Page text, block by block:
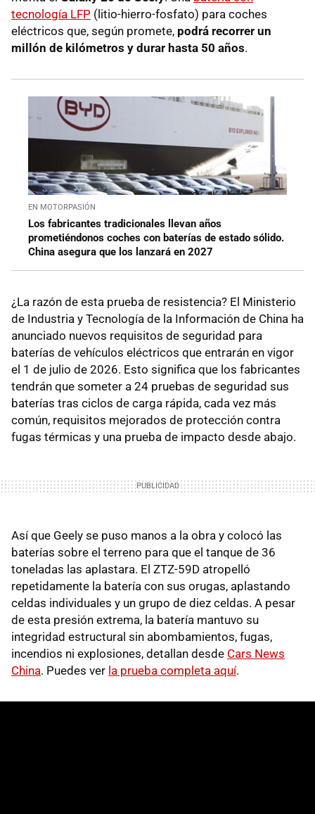
tecnología LFP (litio-hierro-fosfato) para coches
eléctricos que, según promete, podrá recorrer un
millón de kilómetros y durar hasta 50 años.
EN MOTORPASIÓN
Los fabricantes tradicionales llevan años
prometiéndonos coches con baterías de estado sólido.
China asegura que los lanzará en 2027
¿La razón de esta prueba de resistencia? El Ministerio
de Industria y Tecnología de la Información de China ha
anunciado nuevos requisitos de seguridad para
baterías de vehículos eléctricos que entrarán en vigor
el 1 de julio de 2026. Esto significa que los fabricantes
tendrán que someter a 24 pruebas de seguridad sus
baterías tras ciclos de carga rápida, cada vez más
común, requisitos mejorados de protección contra
fugas térmicas y una prueba de impacto desde abajo.
Así que Geely se puso manos a la obra y colocó las
baterías sobre el terreno para que el tanque de 36
toneladas las aplastara. El ZTZ-59D atropelló
repetidamente la batería con sus orugas, aplastando
celdas individuales y un grupo de diez celdas. A pesar
de esta presión extrema, la batería mantuvo su
integridad estructural sin abombamientos, fugas,
incendios ni explosiones, detallan desde Cars News
China. Puedes ver la prueba completa aquí.